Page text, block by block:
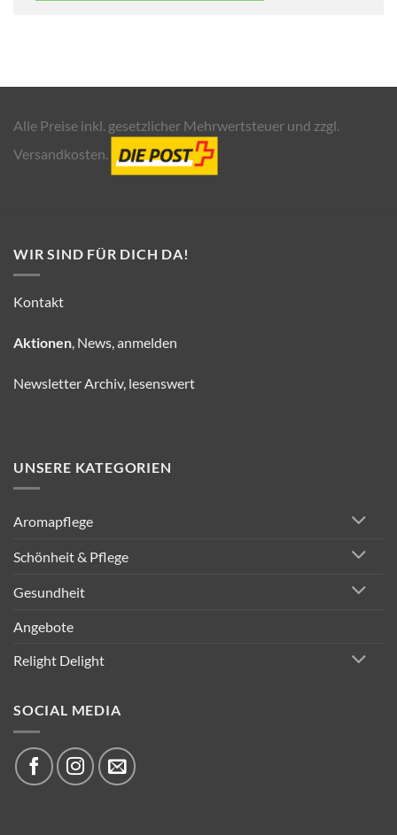
Alle Preise inkl. gesetzlicher Mehrwertsteuer und zzgl.
Versandkosten.
WIR SIND FÜR DICH DA!
Kontakt
Aktionen, News, anmelden
Newsletter Archiv, lesenswert
UNSERE KATEGORIEN
Aromapflege
Schönheit & Pflege
Gesundheit
Angebote
Relight Delight
SOCIAL MEDIA